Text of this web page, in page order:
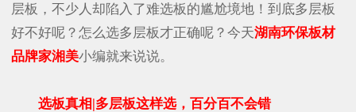
层板，不少人却陷入了难选板的尴尬境地！到底多层板
好不好呢？怎么选多层板才正确呢？今天湖南环保板材
品牌家湘美小编就来说说。
选板真相|多层板这样选，百分百不会错